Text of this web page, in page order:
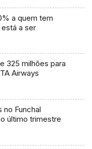
a quem tem
a ser
325 milhões para
Airways
no Funchal
último trimestre